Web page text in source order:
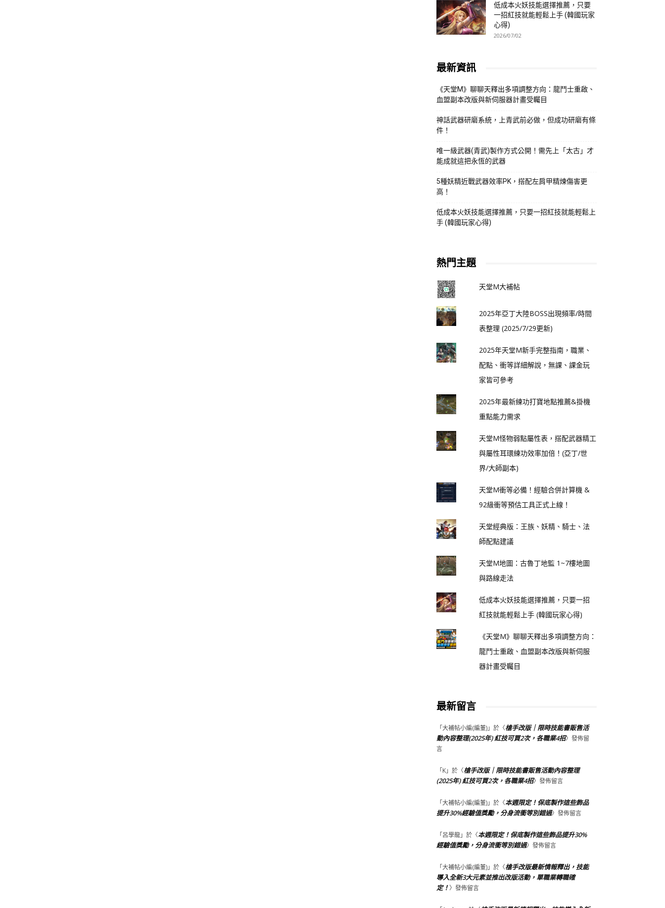
低成本火妖技能選擇推薦，只要
一招紅技就能輕鬆上手 (韓國玩家
心得)
2026/07/02
最新資訊
《天堂M》聊聊天釋出多項調整方向：龍鬥士重啟、
血盟副本改版與新伺服器計畫受矚目
神話武器研磨系統，上青武前必做，但成功研磨有條
件！
唯一級武器(青武)製作方式公開！需先上「太古」才
能成就這把永恆的武器
5種妖精近戰武器效率PK，搭配左肩甲精煉傷害更
高！
低成本火妖技能選擇推薦，只要一招紅技就能輕鬆上
手 (韓國玩家心得)
熱門主題
天堂M大補帖
2025年亞丁大陸BOSS出現頻率/時間
表整理 (2025/7/29更新)
2025年天堂M新手完整指南，職業、
配點、衝等詳細解說，無課、課金玩
家皆可參考
2025年最新練功打寶地點推薦&掛機
重點能力需求
天堂M怪物弱點屬性表，搭配武器精工
與屬性耳環練功效率加倍！(亞丁/世
界/大師副本)
天堂M衝等必備！經驗合併計算機 &
92級衝等預估工具正式上線！
天堂經典版：王族、妖精、騎士、法
師配點建議
天堂M地圖：古魯丁地監 1~7樓地圖
與路線走法
低成本火妖技能選擇推薦，只要一招
紅技就能輕鬆上手 (韓國玩家心得)
《天堂M》聊聊天釋出多項調整方向：
龍鬥士重啟、血盟副本改版與新伺服
器計畫受矚目
最新留言
「大補帖小編(編董)」於〈槍手改版｜限時技能書販售活
動內容整理(2025年) 紅技可買2次，各職業4招〉發佈留
言
「K」於〈槍手改版｜限時技能書販售活動內容整理
(2025年) 紅技可買2次，各職業4招〉發佈留言
「大補帖小編(編董)」於〈本週限定！保底製作這些飾品
提升30%經驗值獎勵，分身流衝等別錯過〉發佈留言
「呂學龍」於〈本週限定！保底製作這些飾品提升30%
經驗值獎勵，分身流衝等別錯過〉發佈留言
「大補帖小編(編董)」於〈槍手改版最新情報釋出，技能
導入全新3大元素並推出改版活動，單職業轉職確
定！〉發佈留言